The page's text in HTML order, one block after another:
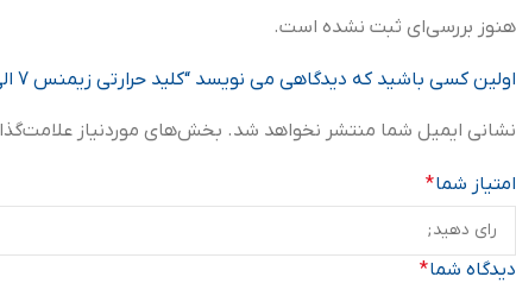
هنوز بررسی‌ای ثبت نشده است.
اولین کسی باشید که دیدگاهی می نویسد “کلید حرارتی زیمنس 7 الی 10 آمپر سری SIRIUS”
نشانی ایمیل شما منتشر نخواهد شد. بخش‌های موردنیاز
امتیاز شما*
دیدگاه شما*